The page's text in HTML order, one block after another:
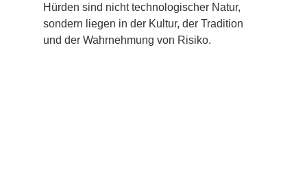
Hürden sind nicht technologischer Natur,
sondern liegen in der Kultur, der Tradition
und der Wahrnehmung von Risiko.